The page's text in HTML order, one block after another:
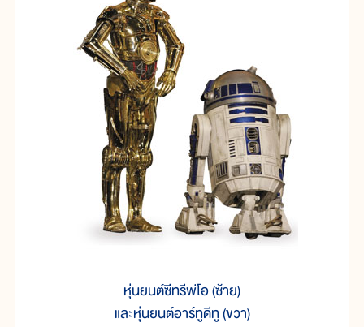
หุ่นยนต์ซีทรีพีโอ (ซ้าย)
และหุ่นยนต์อาร์ทูดีทู (ขวา)